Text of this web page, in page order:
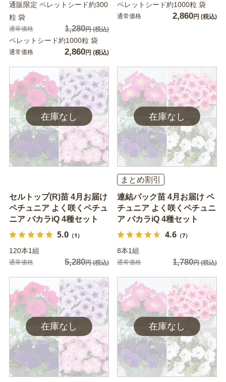
通販限定 ペレットシード約300
粒 袋
通常価格 1,280円(税込)
ペレットシード約1000粒 袋
通常価格 2,860円 (税込)
ペレットシード約1000粒 袋
通常価格 2,860円 (税込)
セルトップ(R)苗 4月お届け
ペチュニア よく咲くペチュ
ニア バカラiQ 4種セット
5.0（1）
120本1組
通常価格 5,280円(税込)
まとめ割引
連結パック苗 4月お届け ペ
チュニア よく咲くペチュニ
ア バカラiQ 4種セット
4.6（7）
8本1組
通常価格 1,780円(税込)